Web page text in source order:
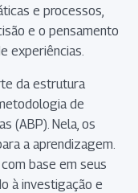
e processos,
e o pensamento
experiências.
da estrutura
de
(ABP). Nela, os
a aprendizagem.
base em seus
à investigação e